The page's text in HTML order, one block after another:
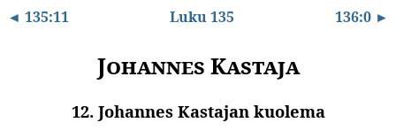
◄ 135:11 Luku 135 136:0 ►
Johannes Kastaja
12. Johannes Kastajan kuolema